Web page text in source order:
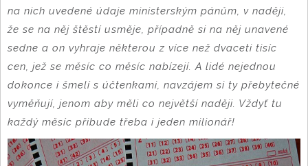
na nich uvedené údaje ministerským pánům, v naději,
že se na něj štěstí usměje, případně si na něj unavené
sedne a on vyhraje některou z více než dvaceti tisíc
cen, jež se měsíc co měsíc nabízejí. A lidé nejednou
dokonce i šmelí s účtenkami, navzájem si ty přebytečné
vyměňují, jenom aby měli co největší naději. Vždyť tu
každý měsíc přibude třeba i jeden milionář!